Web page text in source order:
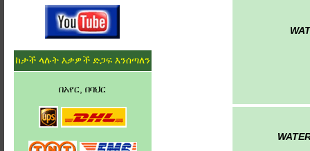
ከታች ላሉት እቃዎች ድጋፍ እንሰጣለን
በአየር, በባህር